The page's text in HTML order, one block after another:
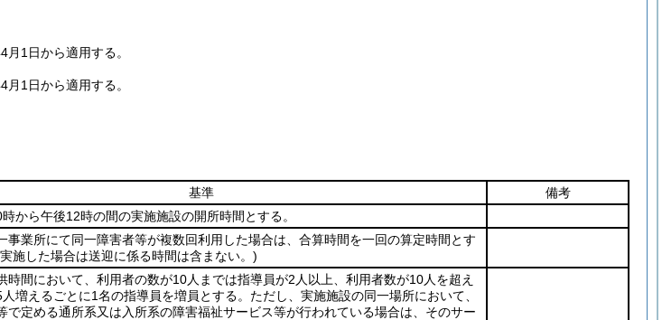
1日から適用する。
1日から適用する。
基準
備考
時から午後12時の間の実施施設の開所時間とする。
事業所にて同一障害者等が複数回利用した場合は、合算時間を一回の算定時間とす
施した場合は送迎に係る時間は含まない。)
時間において、利用者の数が10人までは指導員が2人以上、利用者数が10人を超え
増えるごとに1名の指導員を増員とする。ただし、実施施設の同一場所において、
で定める通所系又は入所系の障害福祉サービス等が行われている場合は、そのサー